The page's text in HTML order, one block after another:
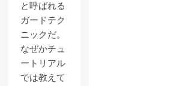
と呼ばれる
ガードテク
ニックだ。
なぜかチュ
ートリアル
では教えて